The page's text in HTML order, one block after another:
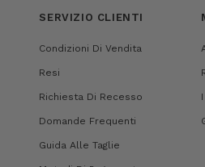
SERVIZIO CLIENTI
Condizioni Di Vendita
Resi
Richiesta Di Recesso
Domande Frequenti
Guida Alle Taglie